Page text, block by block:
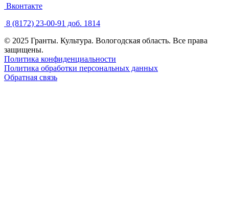
Вконтакте
8 (8172) 23-00-91 доб. 1814
© 2025 Гранты. Культура. Вологодская область. Все права
защищены.
Политика конфиденциальности
Политика обработки персональных данных
Обратная связь